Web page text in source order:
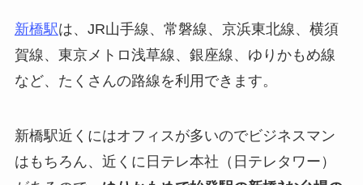
新橋駅は、JR山手線、常磐線、京浜東北線、横須
賀線、東京メトロ浅草線、銀座線、ゆりかもめ線
など、たくさんの路線を利用できます。
新橋駅近くにはオフィスが多いのでビジネスマン
はもちろん、近くに日テレ本社（日テレタワー）